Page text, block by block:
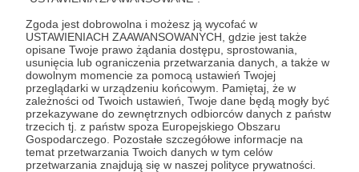
Zgoda jest dobrowolna i możesz ją wycofać w
USTAWIENIACH ZAAWANSOWANYCH, gdzie jest także
opisane Twoje prawo żądania dostępu, sprostowania,
usunięcia lub ograniczenia przetwarzania danych, a także w
dowolnym momencie za pomocą ustawień Twojej
przeglądarki w urządzeniu końcowym. Pamiętaj, że w
zależności od Twoich ustawień, Twoje dane będą mogły być
przekazywane do zewnętrznych odbiorców danych z państw
trzecich tj. z państw spoza Europejskiego Obszaru
Gospodarczego. Pozostałe szczegółowe informacje na
temat przetwarzania Twoich danych w tym celów
przetwarzania znajdują się w naszej polityce prywatności.
Koncert zespołu Buffer Overflow w siedzibie
stowarzyszenia
Rozwiń opis